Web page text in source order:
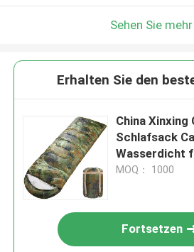
Sehen Sie
Erhalten Sie den
China Xinxing
Schlafsack
Wasserdicht
MOQ： 1000
Fortsetzen